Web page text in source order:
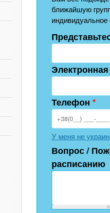
ближайшую
индивидуальное
Телефон *
У меня не
Вопрос /
расписанию